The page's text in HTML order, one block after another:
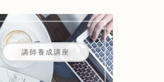
講師養成講座